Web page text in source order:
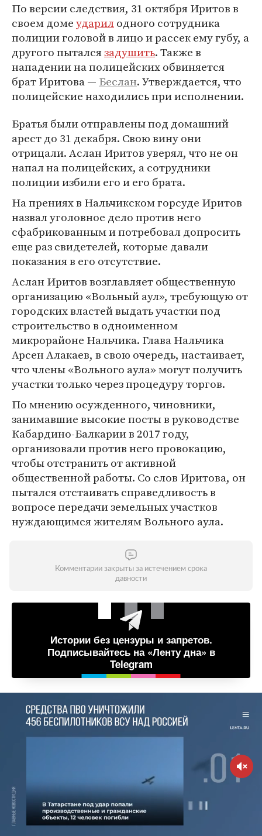
По версии следствия, 31 октября Иритов в
своем домеударилодного сотрудника
полиции головой в лицо и рассек ему губу, а
другого пыталсязадушить. Также в
нападении на полицейских обвиняется
брат Иритова — Беслан. Утверждается, что
полицейские находились при исполнении.
Братья были отправлены под домашний
арест до 31 декабря. Свою вину они
отрицали. Аслан Иритов уверял, что не он
напал на полицейских, а сотрудники
полиции избили его и его брата.
На прениях в Нальчикском горсуде Иритов
назвал уголовное дело против него
сфабрикованным и потребовал допросить
еще раз свидетелей, которые давали
показания в его отсутствие.
Аслан Иритов возглавляет общественную
организацию «Вольный аул», требующую от
городских властей выдать участки под
строительство в одноименном
микрорайоне Нальчика. Глава Нальчика
Арсен Алакаев, в свою очередь, настаивает,
что члены «Вольного аула» могут получить
участки только через процедуру торгов.
По мнению осужденного, чиновники,
занимавшие высокие посты в руководстве
Кабардино-Балкарии в 2017 году,
организовали против него провокацию,
чтобы отстранить от активной
общественной работы. Со слов Иритова, он
пытался отстаивать справедливость в
вопросе передачи земельных участков
нуждающимся жителям Вольного аула.
Комментарии закрыты за истечением срока
давности
Истории без цензуры и запретов.
Подписывайтесь на «Ленту дна» в
Telegram